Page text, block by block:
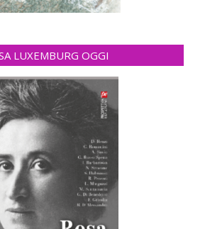
LUXEMBURG OGGI